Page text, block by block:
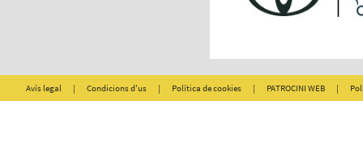
Avís legal | Condicions d'us | Política de cookies | PATROCINI WEB |